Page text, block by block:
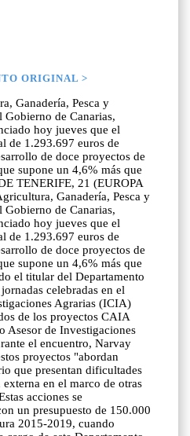
ORIGINAL >
Ganadería, Pesca y
Gobierno de Canarias,
hoy jueves que el
de 1.293.697 euros de
de doce proyectos de
supone un 4,6% más que
TENERIFE, 21 (EUROPA
Ganadería, Pesca y
Gobierno de Canarias,
hoy jueves que el
de 1.293.697 euros de
de doce proyectos de
supone un 4,6% más que
el titular del Departamento
celebradas en el
Agrarias (ICIA)
de los proyectos CAIA
Asesor de Investigaciones
el encuentro, Narvay
proyectos "abordan
que presentan dificultades
en el marco de otras
acciones se
un presupuesto de 150.000
2015-2019, cuando